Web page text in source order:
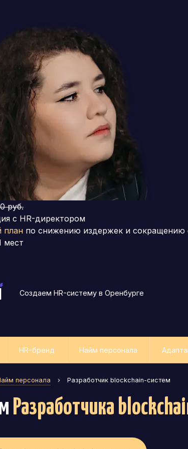
руб.
с HR-директором
план по снижению издержек и сокращению
мест
Создаем HR-систему в Оренбурге
HR-бренд Найм персонала
персонала › Разработчик blockchain-систем
Разработчика